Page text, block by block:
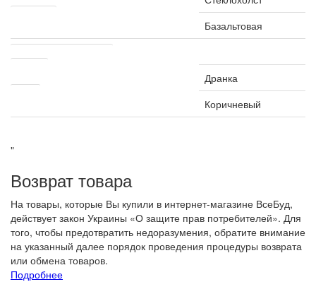
Базальтовая
Другие характеристики
Дранка
Коричневый
"
Возврат товара
На товары, которые Вы купили в интернет-магазине ВсеБуд,
действует закон Украины «О защите прав потребителей». Для
того, чтобы предотвратить недоразумения, обратите внимание
на указанный далее порядок проведения процедуры возврата
или обмена товаров.
Подробнее